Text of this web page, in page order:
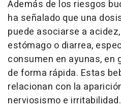
Además de los riesgos
ha señalado que una
puede asociarse a
estómago o diarrea,
consumen en ayunas, en
de forma rápida. Estas
relacionan con la
nerviosismo e irritabilidad.